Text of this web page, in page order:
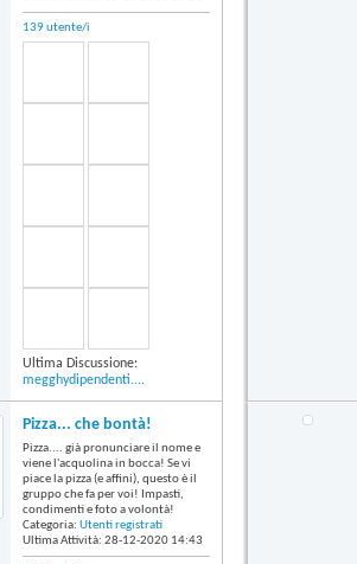
139 utente/i
Ultima Discussione:
megghydipendenti....
Pizza... che bontà!
Pizza.... già pronunciare il nome e
viene l'acquolina in bocca! Se vi
piace la pizza (e affini), questo è il
gruppo che fa per voi! Impasti,
condimenti e foto a volontà!
Categoria: Utenti registrati
Ultima Attività: 28-12-2020 14:43